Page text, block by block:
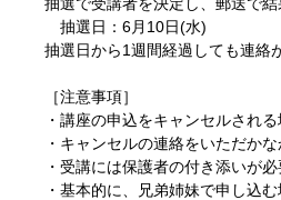
抽選日：6月10日(水)
抽選日から1週間経過しても連絡
［注意事項］
・講座の申込をキャンセルされ
・キャンセルの連絡をいただか
・受講には保護者の付き添いが
・基本的に、兄弟姉妹で申し込